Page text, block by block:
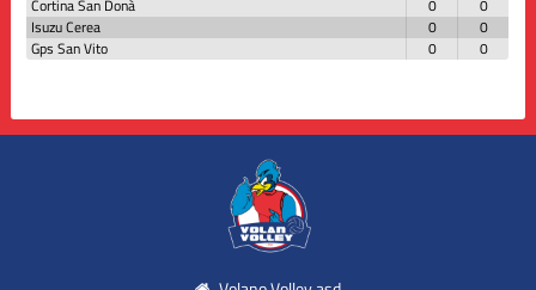
Cortina San Donà
0
0
Isuzu Cerea
0
0
Gps San Vito
0 0